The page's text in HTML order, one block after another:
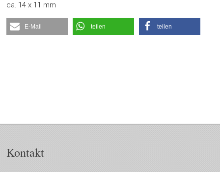
ca. 14 x 11 mm
E-Mail teilen teilen
Kontakt